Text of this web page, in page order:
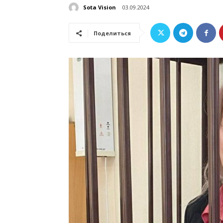
Sota Vision 03.09.2024
Поделиться